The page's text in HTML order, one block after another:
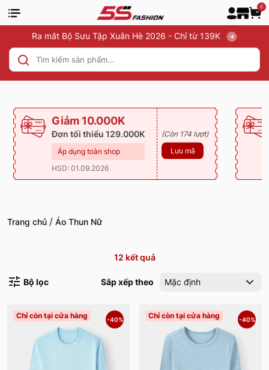
0
Ra mắt Bộ Sưu Tập Xuân Hè 2026 - Chỉ từ 139K
Giảm 10.000K
Đơn tối thiểu 129.000K
Áp dụng toàn shop
HSD: 01.09.2026
(Còn 174 lượt)
Lưu mã
Trang chủ / Áo Thun Nữ
12 kết quả
Bộ lọc Sắp xếp theo Mặc định
Chỉ còn tại cửa hàng -40% Chỉ còn tại cửa hàng -40%